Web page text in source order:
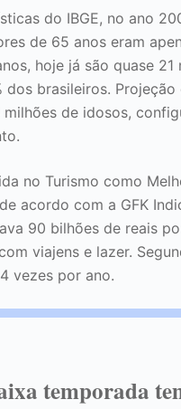
do IBGE, no ano
de 65 anos eram
hoje já são quase
dos brasileiros.
de idosos,
no Turismo como
acordo com a GFK
90 bilhões de reais
viajens e lazer.
vezes por ano.
temporada